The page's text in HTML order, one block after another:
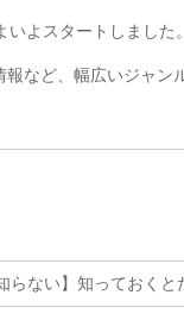
よスタートしました。
など、幅広いジャン
らない】知っておくと